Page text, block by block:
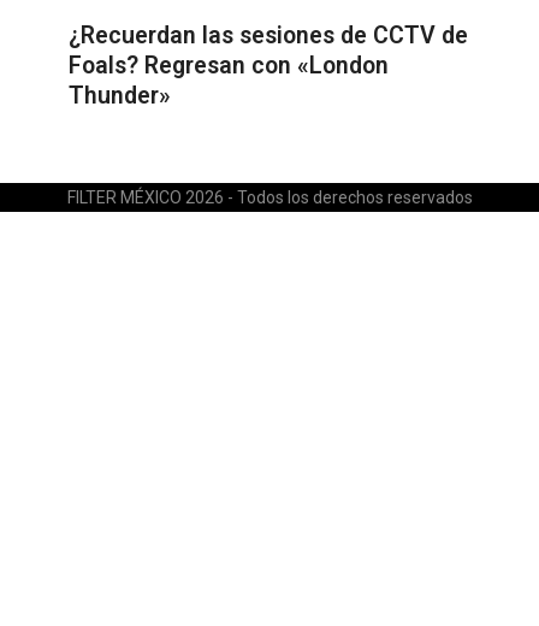
¿Recuerdan las sesiones de CCTV de
Foals? Regresan con «London
Thunder»
FILTER MÉXICO 2026 - Todos los derechos reservados